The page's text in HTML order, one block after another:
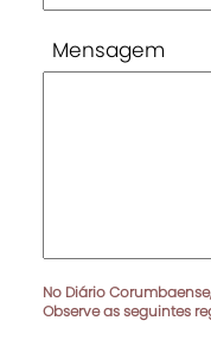
Mensagem
No Diário
Observe as seguintes